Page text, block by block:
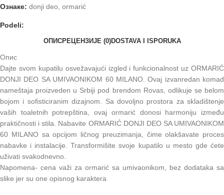
Ознаке: donji deo ormarić
Podeli:
ОПИСРЕЦЕНЗИЈЕ (0)DOSTAVA I ISPORUKA
Опис
Dajte svom kupatilu osvežavajući izgled i funkcionalnost uz ORMARIĆ
DONJI DEO SA UMIVAONIKOM 60 MILANO. Ovaj izvanredan komad
nameštaja proizveden u Srbiji pod brendom Rovas, odlikuje se belom
bojom i sofisticiranim dizajnom. Sa dovoljno prostora za skladištenje
vaših toaletnih potrepština, ovaj ormarić donosi harmoniju između
praktičnosti i stila. Nabavite ORMARIĆ DONJI DEO SA UMIVAONIKOM
60 MILANO sa opcijom ličnog preuzimanja, čime olakšavate proces
nabavke i instalacije. Transformišite svoje kupatilo u mesto gde ćete
uživati svakodnevno.
Napomena- cena važi za ormarić sa umivaonikom, bez dodataka sa
slike jer su one opisnog karaktera